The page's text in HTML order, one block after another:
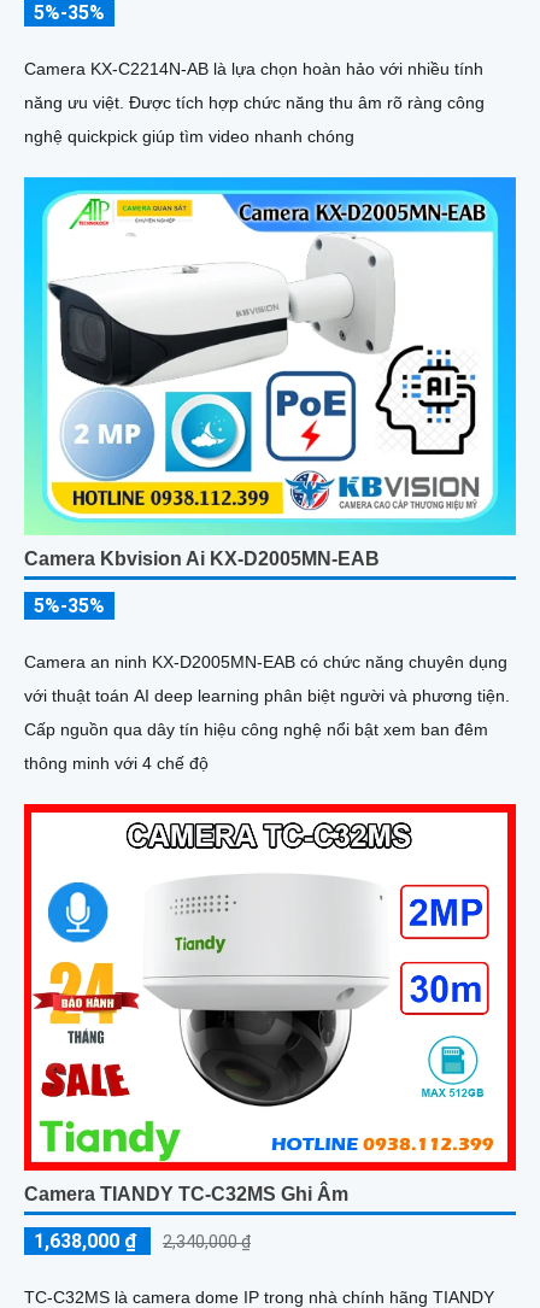
5%-35%
Camera KX-C2214N-AB là lựa chọn hoàn hảo với nhiều tính
năng ưu việt. Được tích hợp chức năng thu âm rõ ràng công
nghệ quickpick giúp tìm video nhanh chóng
Camera Kbvision Ai KX-D2005MN-EAB
5%-35%
Camera an ninh KX-D2005MN-EAB có chức năng chuyên dụng
với thuật toán AI deep learning phân biệt người và phương tiện.
Cấp nguồn qua dây tín hiệu công nghệ nổi bật xem ban đêm
thông minh với 4 chế độ
Camera TIANDY TC-C32MS Ghi Âm
1,638,000 ₫ 2,340,000 ₫
TC-C32MS là camera dome IP trong nhà chính hãng TIANDY